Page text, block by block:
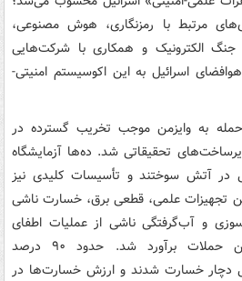
مرتبط با رمزنگاری، هوش مصنوعی،
جنگ الکترونیک و همکاری با شرکت‌هایی
اسرائیل به این اکوسیستم امنیتی-
به وایزمن موجب تخریب گسترده در
تحقیقاتی شد. ده‌ها آزمایشگاه
در آتش سوختند و تأسیسات کلیدی نیز
تجهیزات علمی، قطعی برق، خسارت ناشی
و آب‌گرفتگی ناشی از عملیات اطفای
حریق از دیگر خسارات این حملات برآورد شد. حدود ۹۰ درصد
دچار خسارت شدند و ارزش خسارت‌ها در